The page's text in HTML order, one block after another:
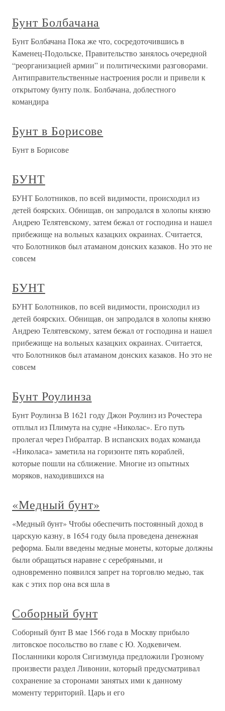
Бунт Болбачана
Бунт Болбачана Пока же что, сосредоточившись в
Каменец-Подольске, Правительство занялось очередной
“реорганизацией армии” и политическими разговорами.
Антиправительственные настроения росли и привели к
открытому бунту полк. Болбачана, доблестного
командира
Бунт в Борисове
Бунт в Борисове
БУНТ
БУНТ Болотников, по всей видимости, происходил из
детей боярских. Обнищав, он запродался в холопы князю
Андрею Телятевскому, затем бежал от господина и нашел
прибежище на вольных казацких окраинах. Считается,
что Болотников был атаманом донских казаков. Но это не
совсем
БУНТ
БУНТ Болотников, по всей видимости, происходил из
детей боярских. Обнищав, он запродался в холопы князю
Андрею Телятевскому, затем бежал от господина и нашел
прибежище на вольных казацких окраинах. Считается,
что Болотников был атаманом донских казаков. Но это не
совсем
Бунт Роулинза
Бунт Роулинза В 1621 году Джон Роулинз из Рочестера
отплыл из Плимута на судне «Николас». Его путь
пролегал через Гибралтар. В испанских водах команда
«Николаса» заметила на горизонте пять кораблей,
которые пошли на сближение. Многие из опытных
моряков, находившихся на
«Медный бунт»
«Медный бунт» Чтобы обеспечить постоянный доход в
царскую казну, в 1654 году была проведена денежная
реформа. Были введены медные монеты, которые должны
были обращаться наравне с серебряными, и
одновременно появился запрет на торговлю медью, так
как с этих пор она вся шла в
Соборный бунт
Соборный бунт В мае 1566 года в Москву прибыло
литовское посольство во главе с Ю. Ходкевичем.
Посланники короля Сигизмунда предложили Грозному
произвести раздел Ливонии, который предусматривал
сохранение за сторонами занятых ими к данному
моменту территорий. Царь и его